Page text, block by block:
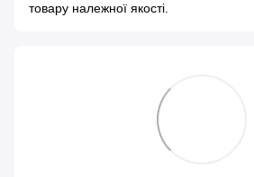
товару належної якості.